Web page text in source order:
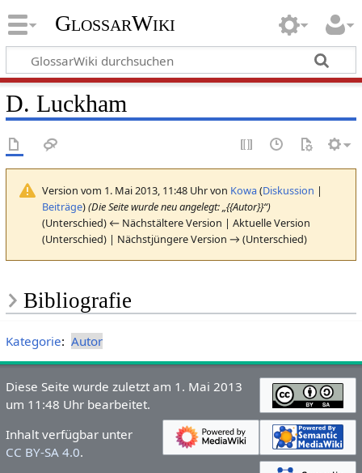
GlossarWiki
D. Luckham
Version vom 1. Mai 2013, 11:48 Uhr von Kowa(Diskussion |
Beiträge)(Die Seite wurde neu angelegt: „{{Autor}}“)
(Unterschied) ← Nächstältere Version | Aktuelle Version
(Unterschied) | Nächstjüngere Version → (Unterschied)
Bibliografie
Kategorie: Autor
Diese Seite wurde zuletzt am 1. Mai 2013
um 11:48 Uhr bearbeitet.
Inhalt verfügbar unter
CC BY-SA 4.0.